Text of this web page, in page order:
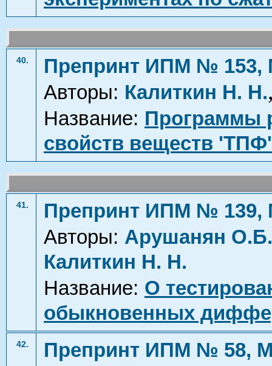
40.
Препринт ИПМ № 153,
Авторы: Калиткин Н. Н.
Название: Программы
свойств веществ
41.
Препринт ИПМ № 139,
Авторы: Арушанян О.Б.
Калиткин Н. Н.
Название: О
обыкновенных
42.
Препринт ИПМ № 58,